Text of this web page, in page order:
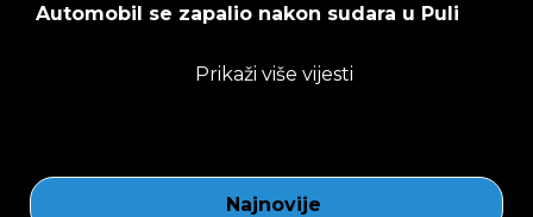
Automobil se zapalio nakon sudara u Puli
Prikaži više vijesti
Najnovije